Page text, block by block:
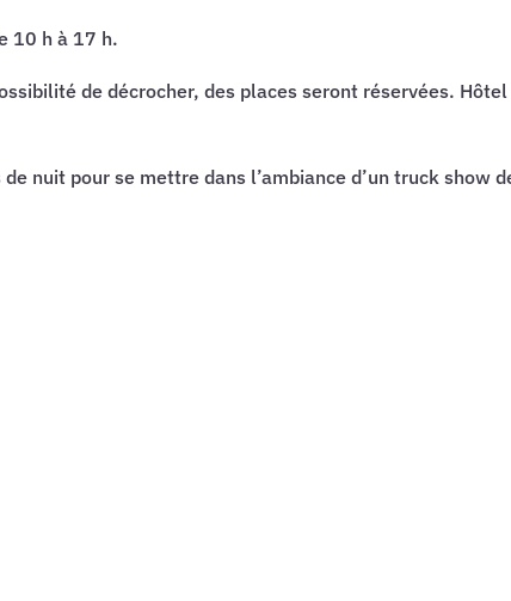
10 h à 17 h.
de décrocher, des places seront réservées. Hôtel
nuit pour se mettre dans l’ambiance d’un truck show